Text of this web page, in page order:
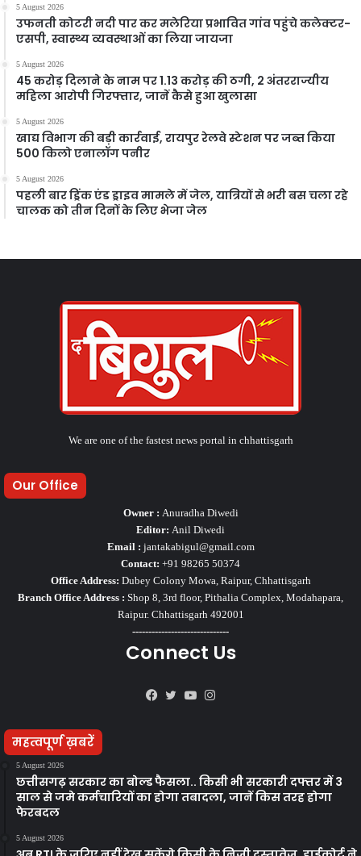
5 August 2026
उफनती कोटरी नदी पार कर मलेरिया प्रभावित गांव पहुंचे कलेक्टर-
एसपी, स्वास्थ्य व्यवस्थाओं का लिया जायजा
5 August 2026
45 करोड़ दिलाने के नाम पर 1.13 करोड़ की ठगी, 2 अंतरराज्यीय
महिला आरोपी गिरफ्तार, जानें कैसे हुआ खुलासा
5 August 2026
खाद्य विभाग की बड़ी कार्रवाई, रायपुर रेलवे स्टेशन पर जब्त किया
500 किलो एनालॉग पनीर
5 August 2026
पहली बार ड्रिंक एंड ड्राइव मामले में जेल, यात्रियों से भरी बस चला रहे
चालक को तीन दिनों के लिए भेजा जेल
We are one of the fastest news portal in chhattisgarh
Our Office
Owner : Anuradha Diwedi
Editor: Anil Diwedi
Email : jantakabigul@gmail.com
Contact: +91 98265 50374
Office Address: Dubey Colony Mowa, Raipur, Chhattisgarh
Branch Office Address : Shop 8, 3rd floor, Pithalia Complex, Modahapara,
Raipur. Chhattisgarh 492001
------------------------------
Connect Us
Facebook
TwitterYouTube
महत्वपूर्ण ख़बरें
5 August 2026
छत्तीसगढ़ सरकार का बोल्ड फैसला.. किसी भी सरकारी दफ्तर में 3
साल से जमे कर्मचारियों का होगा तबादला, जानें किस तरह होगा
फेरबदल
5 August 2026